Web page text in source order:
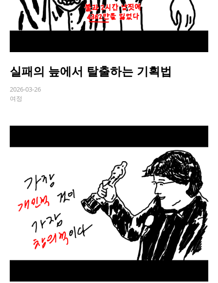
실패의 늪에서 탈출하는 기획법
2026-03-26
여정